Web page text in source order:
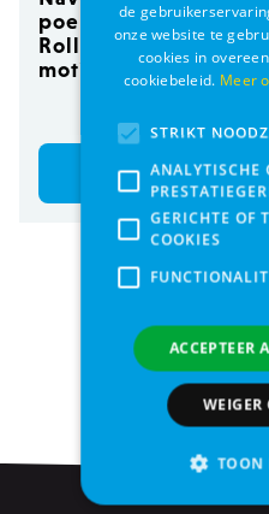
poepzakjes 4
Rolletjes-Bruin
motief
Bestel
Pagina
Je leest
1 2
Producten per
de
onze website te
cookies in
cookiebeleid. Meer
STRIKT
ANALYTISCHE
GERICHTE OF
COOKIES
ACCEPTEER
WEIGER
TOON